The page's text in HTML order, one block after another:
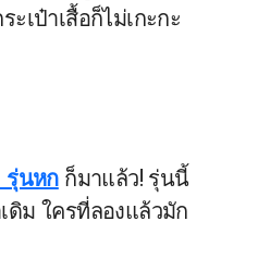
เป๋าเสื้อก็ไม่เกะกะ
รุ่นหกก็มาแล้ว! รุ่นนี้
ม ใครที่ลองแล้วมัก